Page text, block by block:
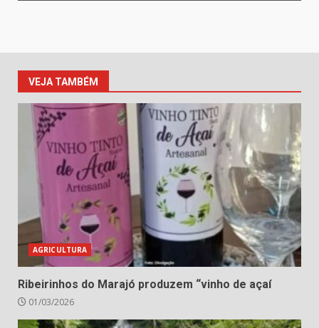
VEJA TAMBÉM
AGRICULTURA
Ribeirinhos do Marajó produzem “vinho de açaí
01/03/2026